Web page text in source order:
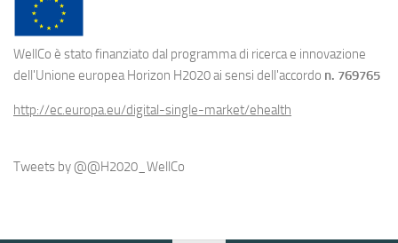
WellCo è stato finanziato dal programma di ricerca e innovazione
dell'Unione europea Horizon H2020 ai sensi dell'accordo n. 769765
http://ec.europa.eu/digital-single-market/ehealth
Tweets by @@H2020_WellCo